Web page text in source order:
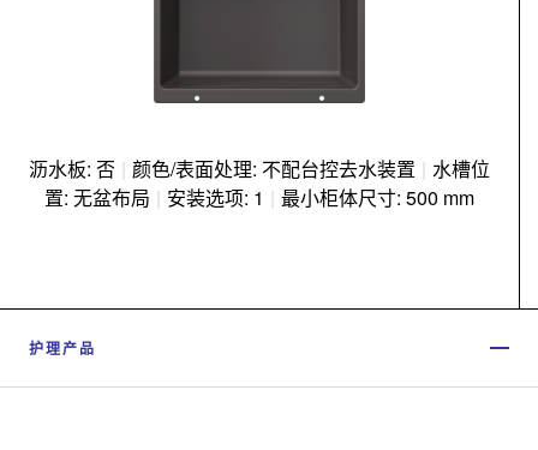
沥水板: 否 | 颜色/表面处理: 不配台控去水装置 | 水槽位
置: 无盆布局 | 安装选项: 1 | 最小柜体尺寸: 500 mm
护理产品